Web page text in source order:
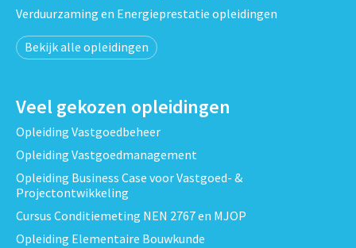
Verduurzaming en Energieprestatie opleidingen
Bekijk alle opleidingen
Veel gekozen opleidingen
Opleiding Vastgoedbeheer
Opleiding Vastgoedmanagement
Opleiding Business Case voor Vastgoed- &
Projectontwikkeling
Cursus Conditiemeting NEN 2767 en MJOP
Opleiding Elementaire Bouwkunde